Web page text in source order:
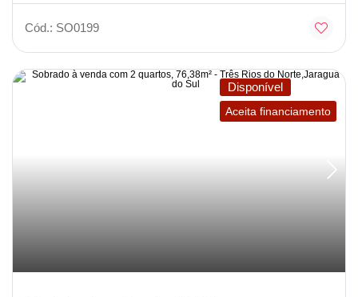
Cód.: SO0199
Disponível
Aceita financiamento